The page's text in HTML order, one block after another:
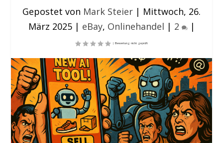
Gepostet von Mark Steier | Mittwoch, 26.
März 2025| eBay, Onlinehandel | 2 |